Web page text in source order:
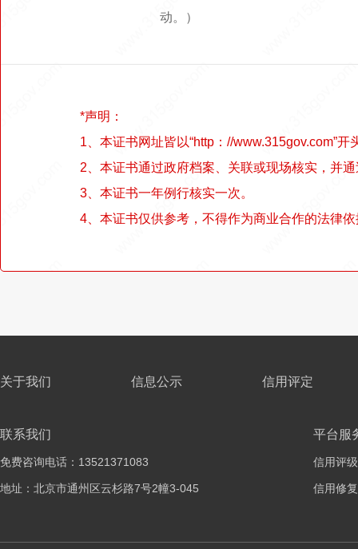
动。）
*声明：
1、本证书网址皆以“http：//www.315gov.com”开
2、本证书通过政府档案、关联或现场核实，并
3、本证书一年例行核实一次。
4、本证书仅供参考，不得作为商业合作的法律
关于我们 信息公示 信用评定
联系我们
免费咨询电话：13521371083
地址：北京市通州区云杉路7号2幢3-045
平台服
信用评级
信用修复